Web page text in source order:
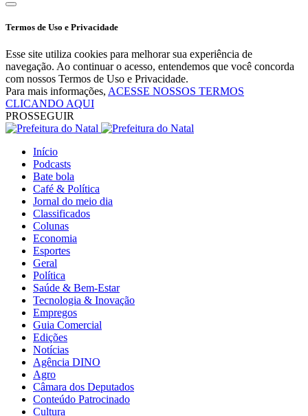
Termos de Uso e Privacidade
Esse site utiliza cookies para melhorar sua experiência de
navegação. Ao continuar o acesso, entendemos que você concorda
com nossos Termos de Uso e Privacidade.
Para mais informações, ACESSE NOSSOS TERMOS
CLICANDO AQUI
PROSSEGUIR
Início
Podcasts
Bate bola
Café & Política
Jornal do meio dia
Classificados
Colunas
Economia
Esportes
Geral
Política
Saúde & Bem-Estar
Tecnologia & Inovação
Empregos
Guia Comercial
Edições
Notícias
Agência DINO
Agro
Câmara dos Deputados
Conteúdo Patrocinado
Cultura